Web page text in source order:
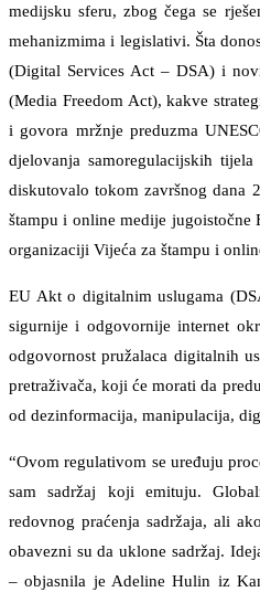
medijsku sferu, zbog čega se
mehanizmima i legislativi. Šta
(Digital Services Act – DSA) i
(Media Freedom Act), kakve
i govora mržnje preduzma
djelovanja samoregulacijskih
diskutovalo tokom završnog dana
štampu i online medije
organizaciji Vijeća za štampu i
EU Akt o digitalnim uslugama
sigurnije i odgovornije internet
odgovornost pružalaca digitalnih
pretraživača, koji će morati da
od dezinformacija, manipulacija,
“Ovom regulativom se uređuju
sam sadržaj koji emituju.
redovnog praćenja sadržaja, ali
obavezni su da uklone sadržaj.
– objasnila je Adeline Hulin iz